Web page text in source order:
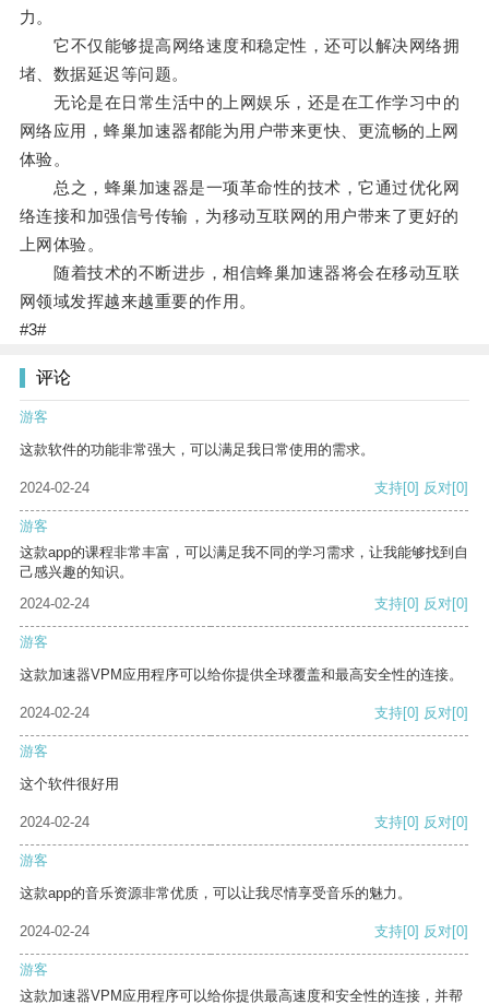
力。
它不仅能够提高网络速度和稳定性，还可以解决网络拥
堵、数据延迟等问题。
无论是在日常生活中的上网娱乐，还是在工作学习中的
网络应用，蜂巢加速器都能为用户带来更快、更流畅的上网
体验。
总之，蜂巢加速器是一项革命性的技术，它通过优化网
络连接和加强信号传输，为移动互联网的用户带来了更好的
上网体验。
随着技术的不断进步，相信蜂巢加速器将会在移动互联
网领域发挥越来越重要的作用。
#3#
评论
游客
这款软件的功能非常强大，可以满足我日常使用的需求。
2024-02-24 支持[0] 反对[0]
游客
这款app的课程非常丰富，可以满足我不同的学习需求，让我能够找到自
己感兴趣的知识。
2024-02-24
支持[0] 反对[0]
游客
这款加速器VPM应用程序可以给你提供全球覆盖和最高安全性的连接。
2024-02-24 支持[0] 反对[0]
游客
这个软件很好用
2024-02-24 支持[0] 反对[0]
游客
这款app的音乐资源非常优质，可以让我尽情享受音乐的魅力。
2024-02-24 支持[0] 反对[0]
游客
这款加速器VPM应用程序可以给你提供最高速度和安全性的连接，并帮